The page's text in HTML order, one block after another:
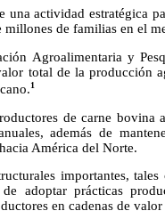
una actividad estratégica
millones de familias en el
Agroalimentaria y
total de la producción
1
de carne
además de
América del Norte.
importantes,
adoptar prácticas
en cadenas de